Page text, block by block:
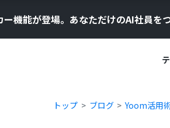
機能が登場。あなただけのAI社員を
トップ ブログ Yoom活用